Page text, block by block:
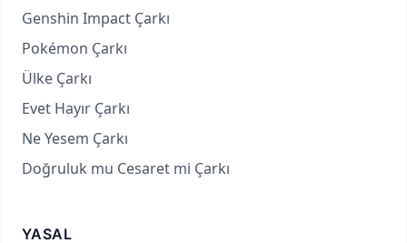
Genshin Impact Çarkı
Pokémon Çarkı
Ülke Çarkı
Evet Hayır Çarkı
Ne Yesem Çarkı
Doğruluk mu Cesaret mi Çarkı
YASAL